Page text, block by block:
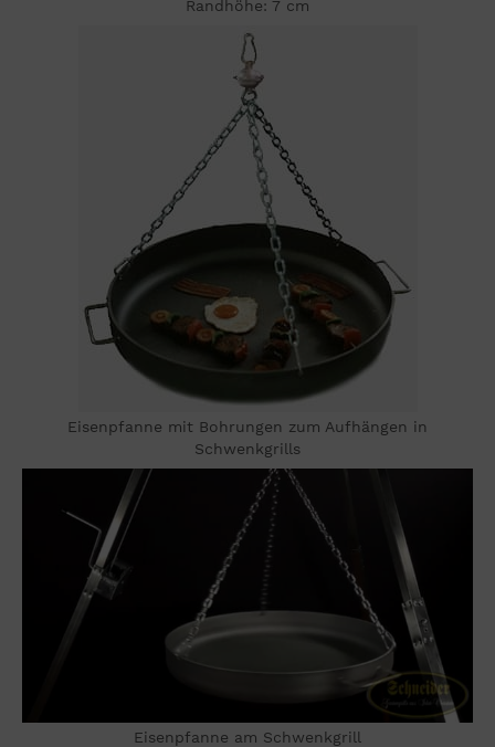
Randhöhe: 7 cm
Eisenpfanne mit Bohrungen zum Aufhängen in
Schwenkgrills
Eisenpfanne am Schwenkgrill